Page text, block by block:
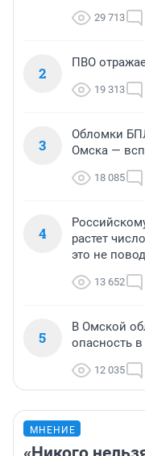
29 713
2
ПВО
19 313
3
Обломки
Омска —
18 085
4
растет
это не
13 652
5
В Омской
опасность
12 035
МНЕНИЕ